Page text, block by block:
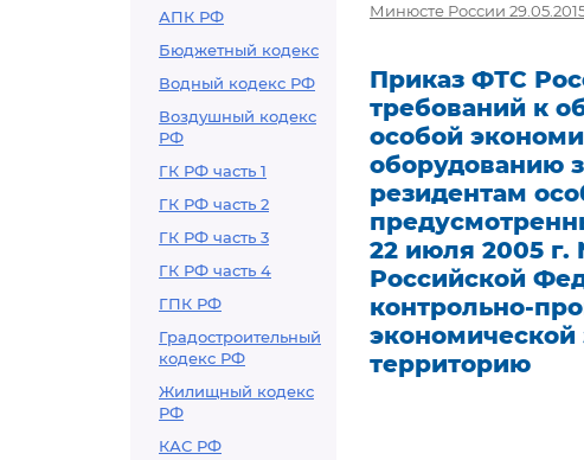
АПК РФ
Бюджетный кодекс
Водный кодекс РФ
Воздушный кодекс
РФ
ГК РФ часть 1
ГК РФ часть 2
ГК РФ часть 3
ГК РФ часть 4
ГПК РФ
Градостроительный
кодекс РФ
Жилищный кодекс
РФ
КАС РФ
Минюсте России
Приказ ФТС
требований к
особой
оборудованию
резидентам
22 июля 2005 г.
Российской
контрольно-
экономической
территорию